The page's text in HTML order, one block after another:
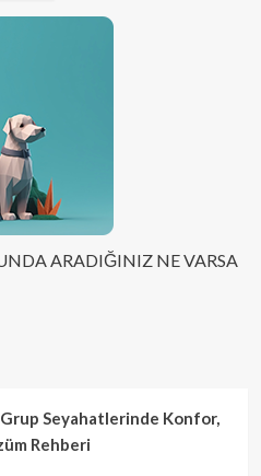
ARADIĞINIZ NE VARSA
Seyahatlerinde Konfor,
Rehberi